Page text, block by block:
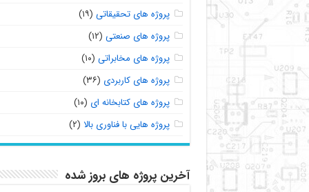
پروژه های تحقیقاتی (۱۹)
پروژه های صنعتی (۱۲)
پروژه های مخابراتی (۱۰)
پروژه های کاربردی (۳۶)
پروژه های کتابخانه ای (۱۰)
پروژه هایی با فناوری بالا (۲)
آخرین پروژه های بروز شده